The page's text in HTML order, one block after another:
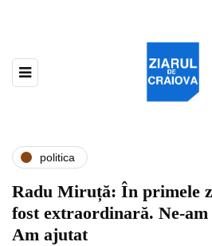
politica
Radu Miruță: În primele
fost extraordinară. Ne-am
Am ajutat